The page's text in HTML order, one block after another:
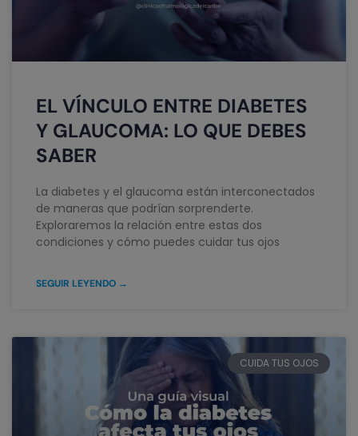
EL VÍNCULO ENTRE DIABETES
Y GLAUCOMA: LO QUE DEBES
SABER
La diabetes y el glaucoma están interconectados
de maneras que podrían sorprenderte.
Exploraremos la relación entre estas dos
condiciones y cómo puedes cuidar tus ojos
SEGUIR LEYENDO →
CUIDA TUS OJOS